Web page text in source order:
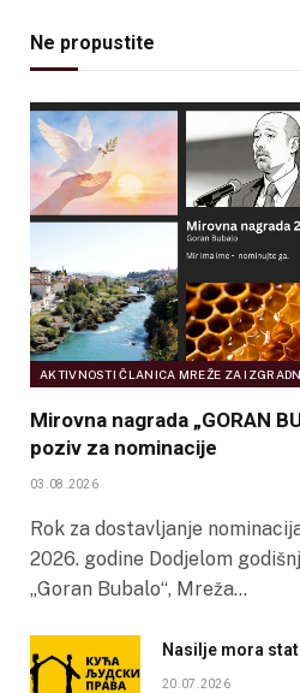
Ne propustite
AKTIVNOSTI ČLANICA MREŽE ZA
Mirovna nagrada „GORAN
poziv za nominacije
03.08.2026
Rok za dostavljanje
2026. godine Dodjelom
„Goran Bubalo“, Mreža…
Nasilje mora
20.07.2026